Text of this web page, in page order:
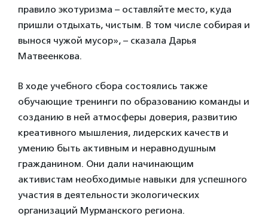
правило экотуризма – оставляйте место, куда
пришли отдыхать, чистым. В том числе собирая и
вынося чужой мусор», – сказала Дарья
Матвеенкова.
В ходе учебного сбора состоялись также
обучающие тренинги по образованию команды и
созданию в ней атмосферы доверия, развитию
креативного мышления, лидерских качеств и
умению быть активным и неравнодушным
гражданином. Они дали начинающим
активистам необходимые навыки для успешного
участия в деятельности экологических
организаций Мурманского региона.